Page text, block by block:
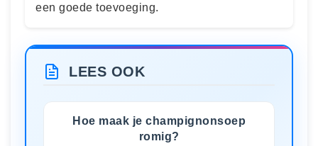
een goede toevoeging.
LEES OOK
Hoe maak je champignonsoep
romig?